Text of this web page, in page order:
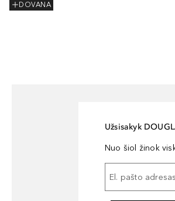
DOVANA
Užsisakyk
Nuo šiol žinok
El. pašto adresas